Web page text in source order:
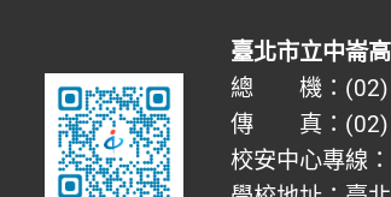
臺北市立中崙
總 機：(02)
傳 真：(02)
校安中心專線